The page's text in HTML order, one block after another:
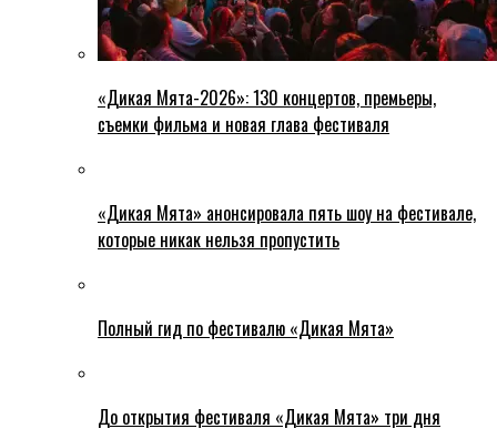
«Дикая Мята-2026»: 130 концертов, премьеры,
съемки фильма и новая глава фестиваля
«Дикая Мята» анонсировала пять шоу на фестивале,
которые никак нельзя пропустить
Полный гид по фестивалю «Дикая Мята»
До открытия фестиваля «Дикая Мята» три дня